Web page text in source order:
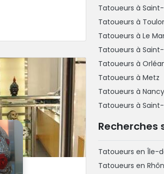
Tatoueurs à
Tatoueurs à
Tatoueurs à Le
Tatoueurs à
Tatoueurs à
Tatoueurs à Metz
Tatoueurs à Nancy
Tatoueurs à
Recherches
Tatoueurs en Île-
Tatoueurs en